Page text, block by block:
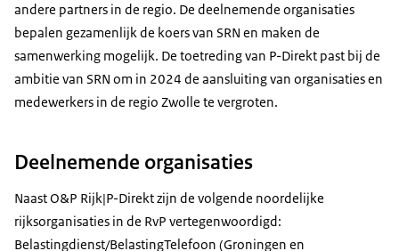
andere partners in de regio. De deelnemende organisaties
bepalen gezamenlijk de koers van SRN en maken de
samenwerking mogelijk. De toetreding van P-Direkt past bij de
ambitie van SRN om in 2024 de aansluiting van organisaties en
medewerkers in de regio Zwolle te vergroten.
Deelnemende organisaties
Naast O&P Rijk|P-Direkt zijn de volgende noordelijke
rijksorganisaties in de RvP vertegenwoordigd:
Belastingdienst/BelastingTelefoon (Groningen en